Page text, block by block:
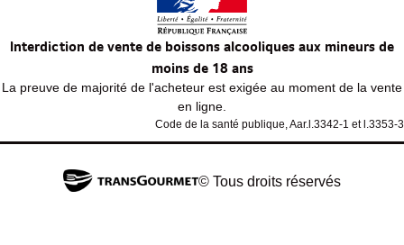
Interdiction de vente de boissons alcooliques aux mineurs de
moins de 18 ans
La preuve de majorité de l'acheteur est exigée au moment de la vente
en ligne.
Code de la santé publique, Aar.l.3342-1 et l.3353-3
© Tous droits réservés